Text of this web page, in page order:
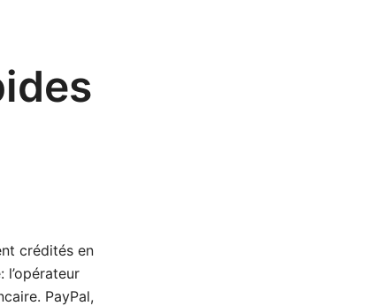
crédités en
PayPal,